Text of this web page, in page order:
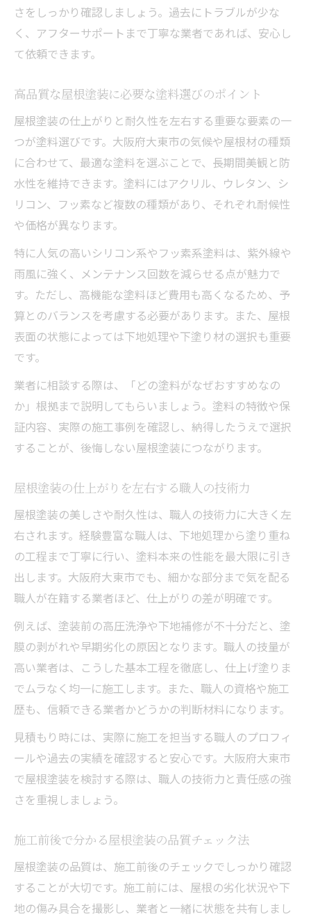
さをしっかり確認しましょう。過去にトラブルが少な
く、アフターサポートまで丁寧な業者であれば、安心し
て依頼できます。
高品質な屋根塗装に必要な塗料選びのポイント
屋根塗装の仕上がりと耐久性を左右する重要な要素の一
つが塗料選びです。大阪府大東市の気候や屋根材の種類
に合わせて、最適な塗料を選ぶことで、長期間美観と防
水性を維持できます。塗料にはアクリル、ウレタン、シ
リコン、フッ素など複数の種類があり、それぞれ耐候性
や価格が異なります。
特に人気の高いシリコン系やフッ素系塗料は、紫外線や
雨風に強く、メンテナンス回数を減らせる点が魅力で
す。ただし、高機能な塗料ほど費用も高くなるため、予
算とのバランスを考慮する必要があります。また、屋根
表面の状態によっては下地処理や下塗り材の選択も重要
です。
業者に相談する際は、「どの塗料がなぜおすすめなの
か」根拠まで説明してもらいましょう。塗料の特徴や保
証内容、実際の施工事例を確認し、納得したうえで選択
することが、後悔しない屋根塗装につながります。
屋根塗装の仕上がりを左右する職人の技術力
屋根塗装の美しさや耐久性は、職人の技術力に大きく左
右されます。経験豊富な職人は、下地処理から塗り重ね
の工程まで丁寧に行い、塗料本来の性能を最大限に引き
出します。大阪府大東市でも、細かな部分まで気を配る
職人が在籍する業者ほど、仕上がりの差が明確です。
例えば、塗装前の高圧洗浄や下地補修が不十分だと、塗
膜の剥がれや早期劣化の原因となります。職人の技量が
高い業者は、こうした基本工程を徹底し、仕上げ塗りま
でムラなく均一に施工します。また、職人の資格や施工
歴も、信頼できる業者かどうかの判断材料になります。
見積もり時には、実際に施工を担当する職人のプロフィ
ールや過去の実績を確認すると安心です。大阪府大東市
で屋根塗装を検討する際は、職人の技術力と責任感の強
さを重視しましょう。
施工前後で分かる屋根塗装の品質チェック法
屋根塗装の品質は、施工前後のチェックでしっかり確認
することが大切です。施工前には、屋根の劣化状況や下
地の傷み具合を撮影し、業者と一緒に状態を共有しまし